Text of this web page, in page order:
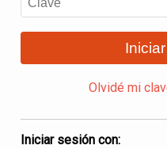
Olvidé mi
Iniciar sesión con: